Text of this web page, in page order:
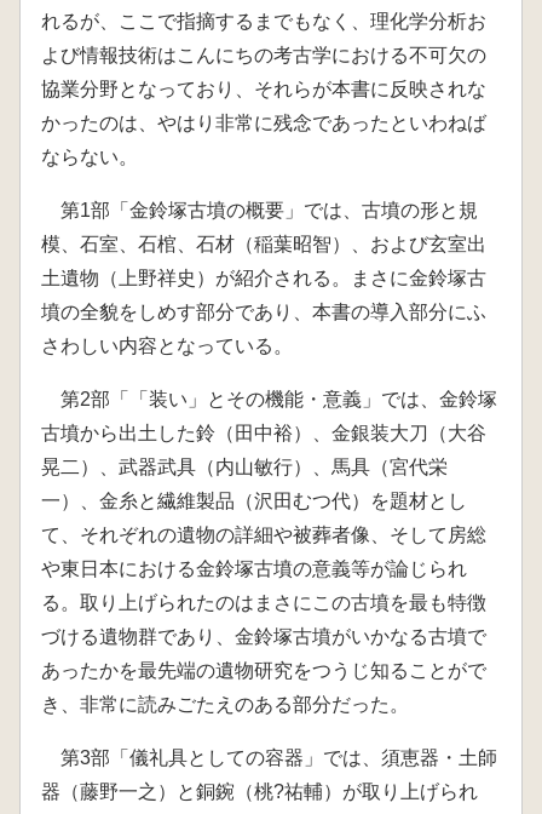
れるが、ここで指摘するまでもなく、理化学分析お
よび情報技術はこんにちの考古学における不可欠の
協業分野となっており、それらが本書に反映されな
かったのは、やはり非常に残念であったといわねば
ならない。
第1部「金鈴塚古墳の概要」では、古墳の形と規
模、石室、石棺、石材（稲葉昭智）、および玄室出
土遺物（上野祥史）が紹介される。まさに金鈴塚古
墳の全貌をしめす部分であり、本書の導入部分にふ
さわしい内容となっている。
第2部「「装い」とその機能・意義」では、金鈴塚
古墳から出土した鈴（田中裕）、金銀装大刀（大谷
晃二）、武器武具（内山敏行）、馬具（宮代栄
一）、金糸と繊維製品（沢田むつ代）を題材とし
て、それぞれの遺物の詳細や被葬者像、そして房総
や東日本における金鈴塚古墳の意義等が論じられ
る。取り上げられたのはまさにこの古墳を最も特徴
づける遺物群であり、金鈴塚古墳がいかなる古墳で
あったかを最先端の遺物研究をつうじ知ることがで
き、非常に読みごたえのある部分だった。
第3部「儀礼具としての容器」では、須恵器・土師
器（藤野一之）と銅鋺（桃?祐輔）が取り上げられ